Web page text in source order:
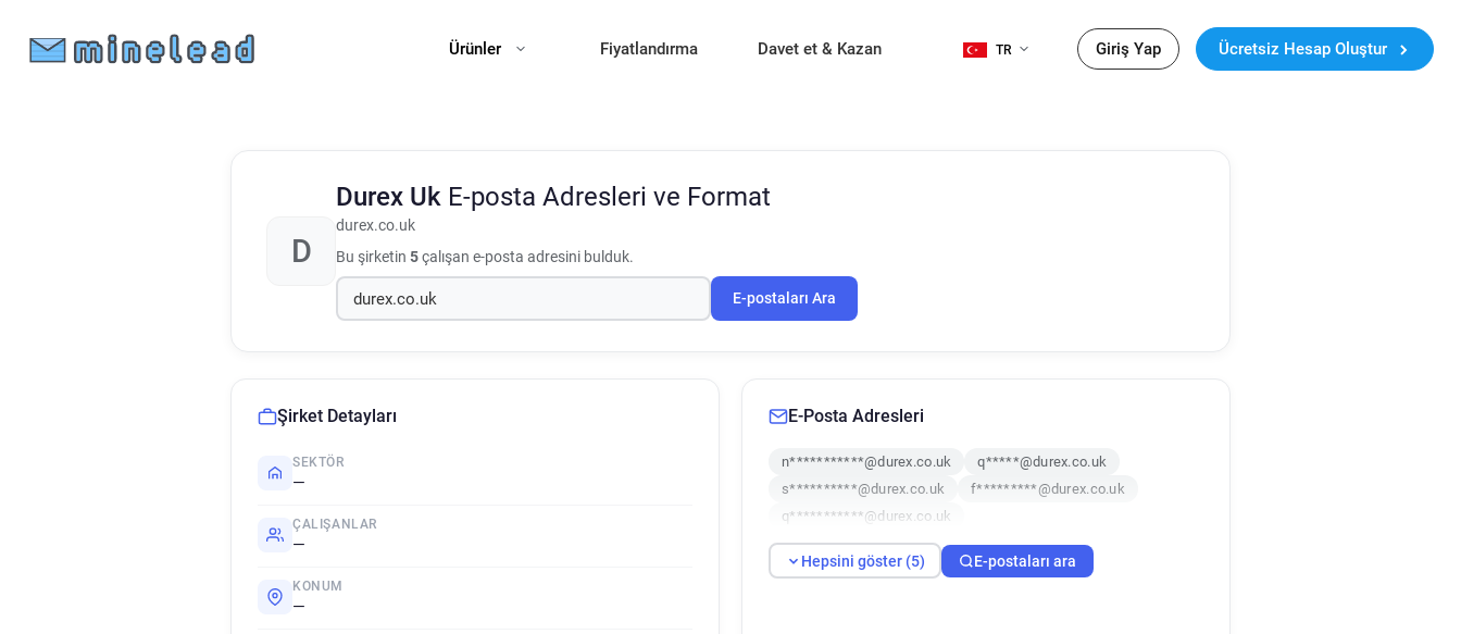
Ürünler Fiyatlandırma Davet et & Kazan TR Giriş Yap Ücretsiz Hesap Oluştur
D
Durex Uk E-posta Adresleri ve Format
durex.co.uk
Bu şirketin 5çalışan e-posta adresini bulduk.
E-postaları Ara
Şirket Detayları
SEKTÖR
—
ÇALIŞANLAR
—
KONUM
—
E-Posta Adresleri
n***********@durex.co.uk
q*****@durex.co.uk
s**********@durex.co.uk
f*********@durex.co.uk
q***********@durex.co.uk
Hepsini göster (5) E-postaları ara